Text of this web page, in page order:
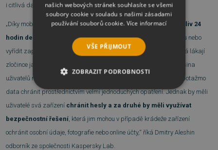
i citlivá data.
„Díky mobilům jsme ve spojení s přáteli a rodinou téměř odkudkoliv 24
hodin denně
, navíc si díky nim můžeme například koupit jízdenku nebo
vyřídit zaplacení účtů. Většinou se jedná o hodnotná zařízení, která lákají
zločince jako jsou kapsáři. Ti navíc mohou profitovat z toho, že většina
uživatelů nechrání svá zařízení kódem. Přitom jde svá zařízení a potažmo
data chránit prostřednictvím velmi jednoduchých opatření. Jednak by měli
uživatelé svá zařízení chránit hesly a za druhé by měli využívat
bezpečnostní řešení , která jim mohou v případě krádeže zařízení
ochránit osobní údaje, fotografie nebo online účty,“ říká Dmitry Aleshin
odborník ze společnosti Kaspersky Lab.
našich webových stránek souhlasíte se všemi
soubory cookie v souladu s našimi zásadami
používání souborů cookie. Více informací
VŠE PŘIJMOUT
ZOBRAZIT PODROBNOSTI
NEZBYTNĚ NUTNÉ SOUBORY
VÝKONOVÉ SOUBORY
SOUBORY CÍLENÍ